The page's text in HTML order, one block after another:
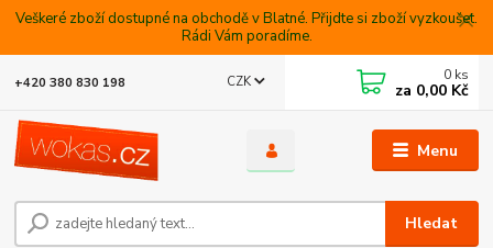
Veškeré zboží dostupné na obchodě v Blatné. Přijdte si zboží vyzkoušet.
Rádi Vám poradíme.
Menu
CZK
Hledat
+420 380 830 198 0 ks
za 0,00 Kč